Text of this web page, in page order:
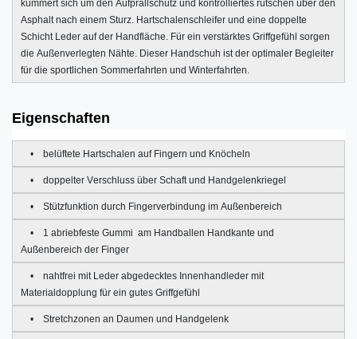
kümmert sich um den Aufprallschutz und kontrolliertes rutschen über den
Asphalt nach einem Sturz. Hartschalenschleifer und eine doppelte
Schicht Leder auf der Handfläche. Für ein verstärktes Griffgefühl sorgen
die Außenverlegten Nähte. Dieser Handschuh ist der optimaler Begleiter
für die sportlichen Sommerfahrten und Winterfahrten.
Eigenschaften
• belüftete Hartschalen auf Fingern und Knöcheln
• doppelter Verschluss über Schaft und Handgelenkriegel
• Stützfunktion durch Fingerverbindung im Außenbereich
• 1 abriebfeste Gummi am Handballen Handkante und
Außenbereich der Finger
• nahtfrei mit Leder abgedecktes Innenhandleder mit
Materialdopplung für ein gutes Griffgefühl
• Stretchzonen an Daumen und Handgelenk